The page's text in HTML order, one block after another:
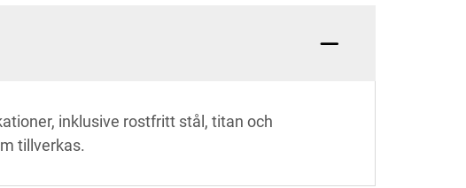
inklusive rostfritt stål, titan och
tillverkas.